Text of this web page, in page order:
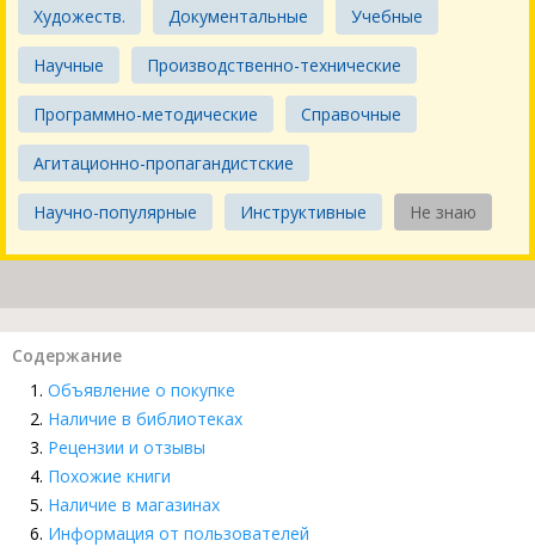
Художеств. Документальные Учебные
Научные Производственно-технические
Программно-методические Справочные
Агитационно-пропагандистские
Научно-популярные Инструктивные Не знаю
Содержание
Объявление о покупке
Наличие в библиотеках
Рецензии и отзывы
Похожие книги
Наличие в магазинах
Информация от пользователей